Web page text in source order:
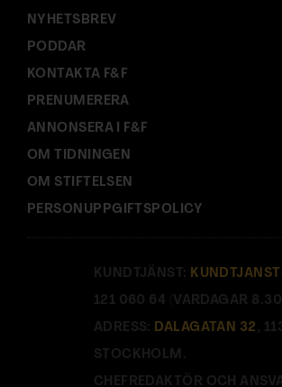
NYHETSBREV
PODDAR
KONTAKTA F&F
PRENUMERERA
ANNONSERA I F&F
OM TIDNINGEN
OM STIFTELSEN
PERSONUPPGIFTSPOLICY
KUNDTJÄNST:
121 060 64 (VARDAGAR
ADRESS: DALAGATAN 32 ,
STOCKHOLM.
CHEFREDAKTÖR OCH